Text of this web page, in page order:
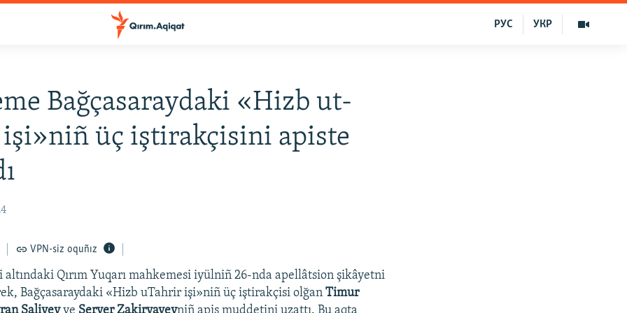
УКР
РУС
Bağçasaraydaki «Hizb ut-
üç iştirakçisini apiste
VPN-siz oquñız
altındaki Qırım Yuqarı mahkemesi iyülniñ 26-nda apellâtsion şikâyetni
Bağçasaraydaki «Hizb uTahrir işi»niñ üç iştirakçisi olğanTimur